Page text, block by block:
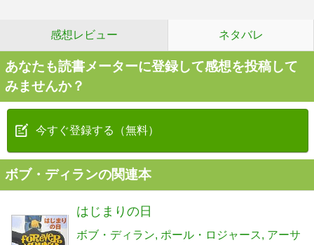
感想レビュー ネタバレ
あなたも読書メーターに登録して感想を投稿して
みませんか？
今すぐ登録する（無料）
ボブ・ディランの関連本
はじまりの日
ボブ・ディラン ポール・ロジャース
アーサ